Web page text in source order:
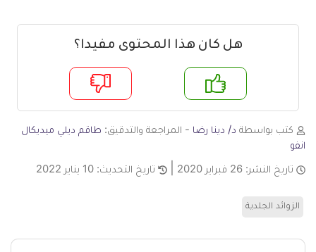
هل كان هذا المحتوى مفيدا؟
لا
كتب بواسطة د/ دينا رضا - المراجعة والتدقيق: طاقم ديلي ميديكال
انفو
تاريخ النشر: 26 فبراير 2020 تاريخ التحديث: 10 يناير 2022
الزوائد الجلدية